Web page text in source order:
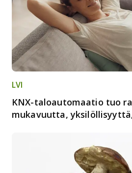
LVI
KNX-taloautomaatio tuo
mukavuutta,